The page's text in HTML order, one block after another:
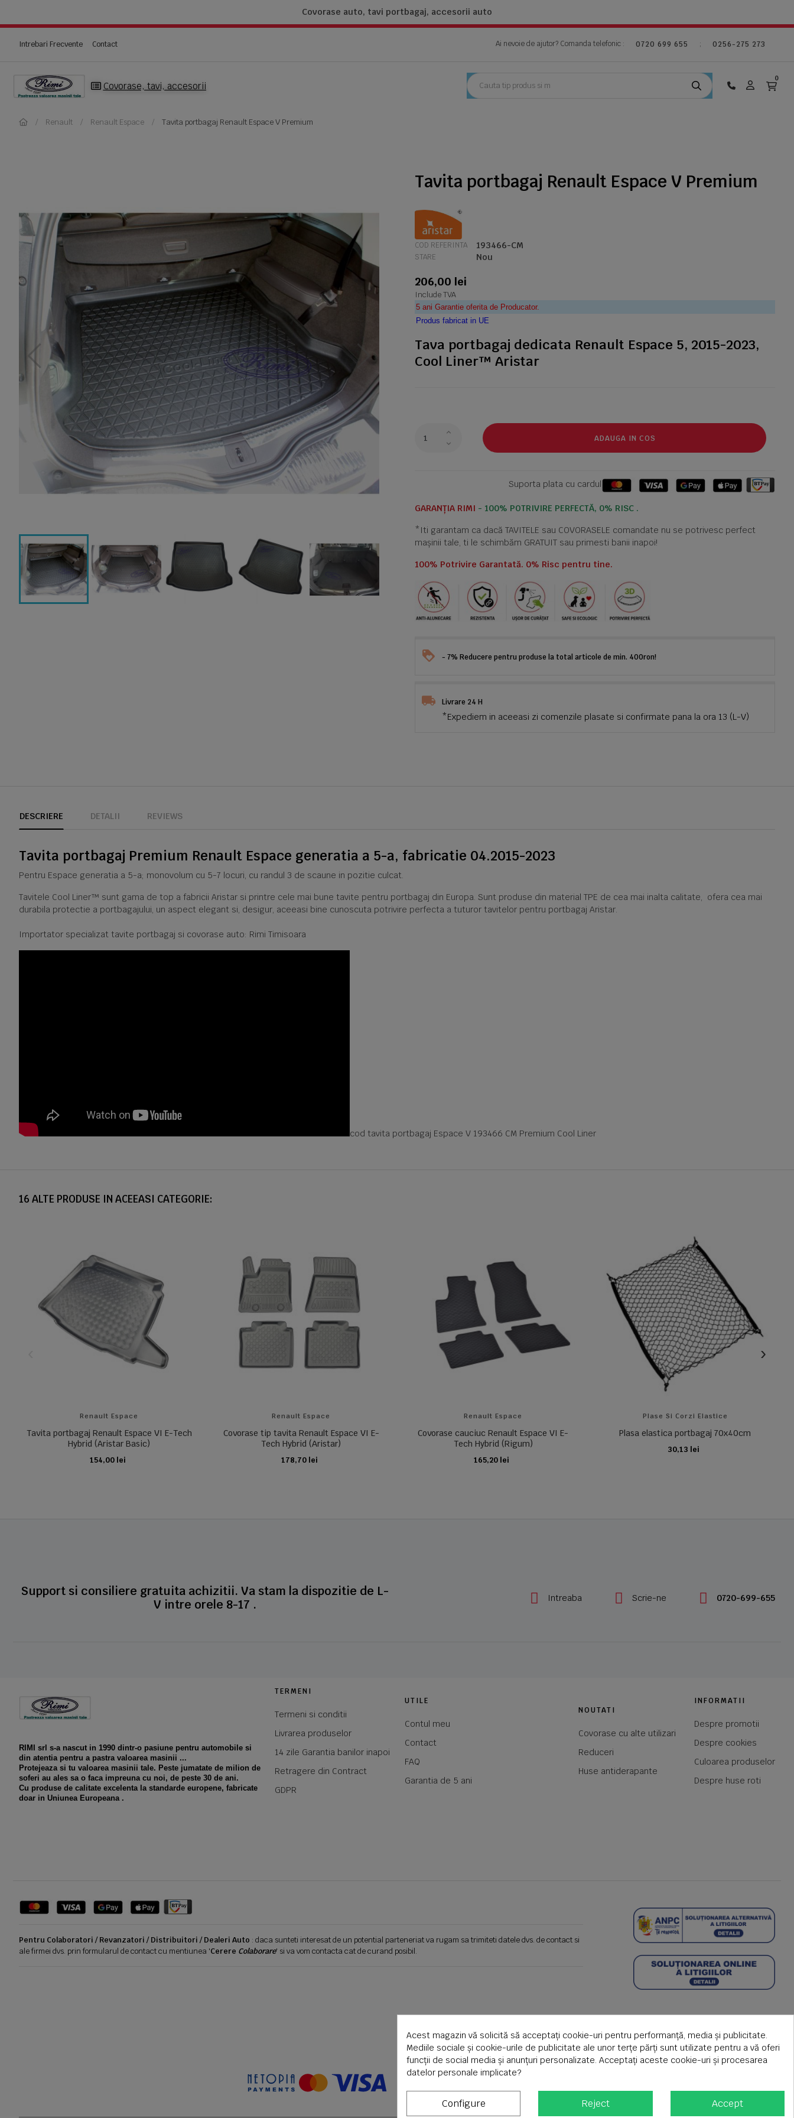
Covorase auto, tavi portbagaj, accesorii auto
Intrebari Frecvente Contact Ai nevoie de ajutor? Comanda telefonic : 0720 699 655 ; 0256-275 273
Covorase, tavi, accesorii
0
Renault Renault Espace Tavita portbagaj Renault Espace V Premium
Tavita portbagaj Renault Espace V Premium
COD REFERINTA 193466-CM
STARE Nou
206,00 lei
Include TVA
5 ani Garantie oferita de Producator.
Produs fabricat in UE
Tava portbagaj dedicata Renault Espace 5, 2015-2023,
Cool Liner™ Aristar
ADAUGA IN COS
Suporta plata cu cardul
GARANȚIA RIMI - 100% POTRIVIRE PERFECTĂ, 0% RISC .
*Iti garantam ca dacă TAVITELE sau COVORASELE comandate nu se potrivesc perfect
mașinii tale, ti le schimbăm GRATUIT sau primesti banii inapoi!
100% Potrivire Garantată. 0% Risc pentru tine.
- 7% Reducere pentru produse la total articole de min. 400ron!
Livrare 24 H
*Expediem in aceeasi zi comenzile plasate si confirmate pana la ora 13 (L-V)
DESCRIERE DETALII REVIEWS
Tavita portbagaj Premium Renault Espace generatia a 5-a, fabricatie 04.2015-2023
Pentru Espace generatia a 5-a; monovolum cu 5-7 locuri, cu randul 3 de scaune in pozitie culcat.
Tavitele Cool Liner™ sunt gama de top a fabricii Aristar si printre cele mai bune tavite pentru portbagaj din Europa. Sunt produse din material TPE de cea mai inalta calitate, ofera cea mai
durabila protectie a portbagajului, un aspect elegant si, desigur, aceeasi bine cunoscuta potrivire perfecta a tuturor tavitelor pentru portbagaj Aristar.
Importator specializat tavite portbagaj si covorase auto: Rimi Timisoara
cod tavita portbagaj Espace V 193466 CM Premium Cool Liner
16 ALTE PRODUSE IN ACEEASI CATEGORIE:
Renault Espace
Tavita portbagaj Renault Espace VI E-Tech
Hybrid (Aristar Basic)
154,00 lei
ADAUGA IN COS
Renault Espace
Covorase tip tavita Renault Espace VI E-
Tech Hybrid (Aristar)
178,70 lei
ADAUGA IN COS
Renault Espace
Covorase cauciuc Renault Espace VI E-
Tech Hybrid (Rigum)
165,20 lei
ADAUGA IN COS
Plase Si Corzi Elastice
Plasa elastica portbagaj 70x40cm
30,13 lei
ADAUGA IN COS
Support si consiliere gratuita achizitii. Va stam la dispozitie de L-
V intre orele 8-17 .
Intreaba Scrie-ne 0720-699-655
RIMI srl s-a nascut in 1990 dintr-o pasiune pentru automobile si
din atentia pentru a pastra valoarea masinii ...
Protejeaza si tu valoarea masinii tale. Peste jumatate de milion de
soferi au ales sa o faca impreuna cu noi, de peste 30 de ani.
Cu produse de calitate excelenta la standarde europene, fabricate
doar in Uniunea Europeana .
TERMENI
Termeni si conditii
Livrarea produselor
14 zile Garantia banilor inapoi
Retragere din Contract
GDPR
UTILE
Contul meu
Contact
FAQ
Garantia de 5 ani
NOUTATI
Covorase cu alte utilizari
Reduceri
Huse antiderapante
INFORMATII
Despre promotii
Despre cookies
Culoarea produselor
Despre huse roti
Pentru Colaboratori / Revanzatori / Distribuitori / Dealeri Auto : daca sunteti interesat de un potential parteneriat va rugam sa trimiteti datele dvs. de contact si
ale firmei dvs. prin formularul de contact cu mentiunea 'Cerere Colaborare' si va vom contacta cat de curand posibil.
Acest magazin vă solicită să acceptați cookie-uri pentru performanță, media și publicitate.
Mediile sociale și cookie-urile de publicitate ale unor terțe părți sunt utilizate pentru a vă oferi
funcții de social media și anunțuri personalizate. Acceptați aceste cookie-uri și procesarea
datelor personale implicate?
Configure Reject Accept